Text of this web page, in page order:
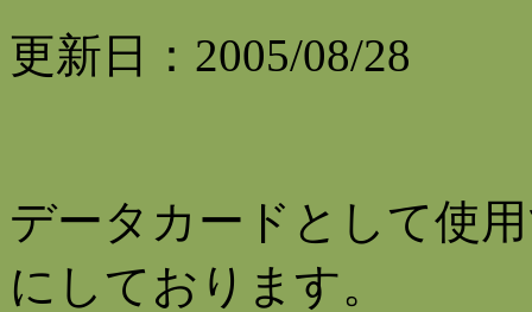
更新日：2005/08/28
データカードとして使
にしております。